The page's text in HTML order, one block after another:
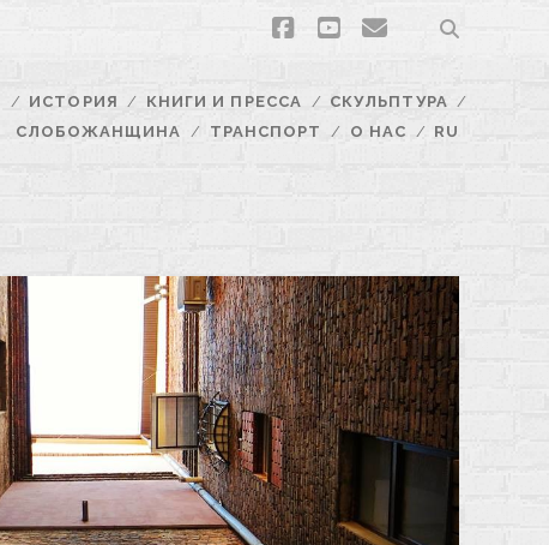
facebook
youtubeemail
ИСТОРИЯ КНИГИ И ПРЕССА
СКУЛЬПТУРА
СЛОБОЖАНЩИНА
ТРАНСПОРТ О НАС RU